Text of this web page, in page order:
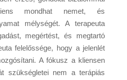
mondhat nemet, és
mélységét. A terapeuta
megértést, és megtartó
felelőssége, hogy a jelenlét
A fókusz a kliensen
szükségletei nem a terápiás